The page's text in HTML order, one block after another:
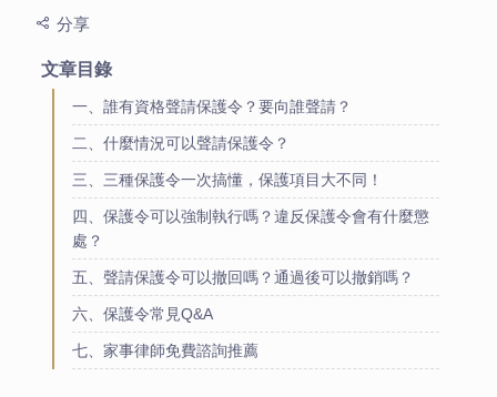
分享
文章目錄
一、誰有資格聲請保護令？要向誰聲請？
二、什麼情況可以聲請保護令？
三、三種保護令一次搞懂，保護項目大不同！
四、保護令可以強制執行嗎？違反保護令會有什麼懲
處？
五、聲請保護令可以撤回嗎？通過後可以撤銷嗎？
六、保護令常見Q&A
七、家事律師免費諮詢推薦